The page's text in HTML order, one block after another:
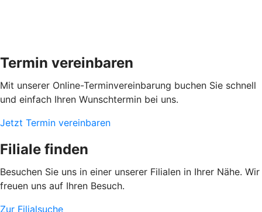
Termin vereinbaren
Mit unserer Online-Terminvereinbarung buchen Sie schnell
und einfach Ihren Wunschtermin bei uns.
Jetzt Termin vereinbaren
Filiale finden
Besuchen Sie uns in einer unserer Filialen in Ihrer Nähe. Wir
freuen uns auf Ihren Besuch.
Zur Filialsuche